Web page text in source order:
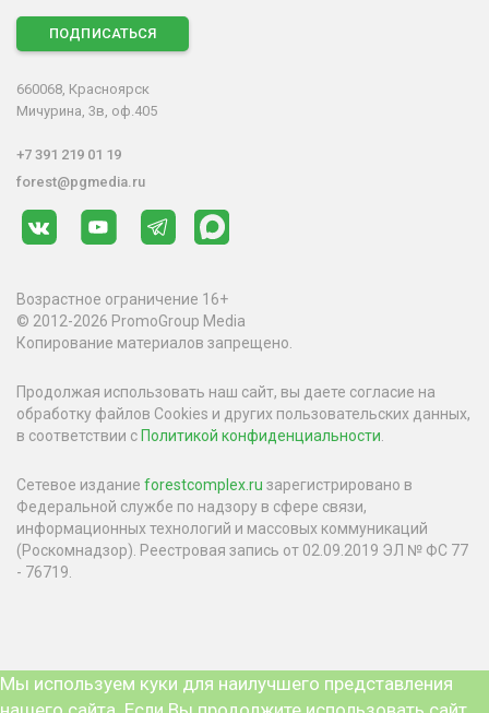
ПОДПИСАТЬСЯ
660068, Красноярск
Мичурина, 3в, оф.405
+7 391 219 01 19
forest@pgmedia.ru
Возрастное ограничение 16+
© 2012-2026 PromoGroup Media
Копирование материалов запрещено.
Продолжая использовать наш сайт, вы даете согласие на
обработку файлов Cookies и других пользовательских данных,
в соответствии с Политикой конфиденциальности
Сетевое издание forestcomplex.ru зарегистрировано в
Федеральной службе по надзору в сфере связи,
информационных технологий и массовых коммуникаций
(Роскомнадзор). Реестровая запись от 02.09.2019 ЭЛ № ФС 77
- 76719.
Мы используем куки для наилучшего представления